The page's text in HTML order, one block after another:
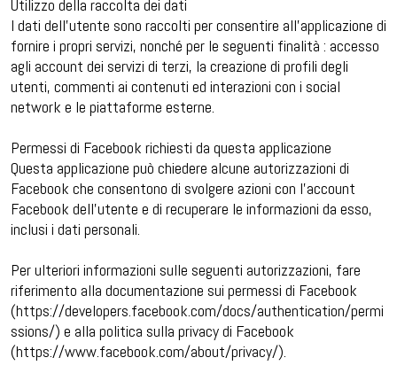
Utilizzo della raccolta dei dati
I dati dell’utente sono raccolti per consentire all’applicazione di
fornire i propri servizi, nonché per le seguenti finalità : accesso
agli account dei servizi di terzi, la creazione di profili degli
utenti, commenti ai contenuti ed interazioni con i social
network e le piattaforme esterne.
Permessi di Facebook richiesti da questa applicazione
Questa applicazione può chiedere alcune autorizzazioni di
Facebook che consentono di svolgere azioni con l’account
Facebook dell’utente e di recuperare le informazioni da esso,
inclusi i dati personali.
Per ulteriori informazioni sulle seguenti autorizzazioni, fare
riferimento alla documentazione sui permessi di Facebook
(https://developers.facebook.com/docs/authentication/permi
ssions/) e alla politica sulla privacy di Facebook
(https://www.facebook.com/about/privacy/).